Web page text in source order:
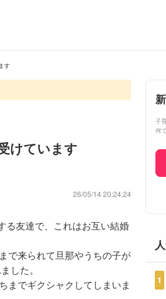
す
けています
26/05/14 20:24:24
る友達で、これはお互い結婚
で来られて旦那やうちの子が
した。
までギクシャクしてしまいま
子
何
1